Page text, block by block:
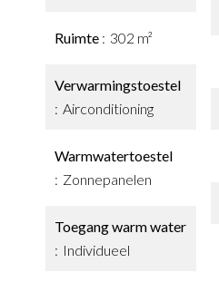
Ruimte 302 m²
Verwarmingstoestel
Airconditioning
Warmwatertoestel
Zonnepanelen
Toegang warm water
Individueel